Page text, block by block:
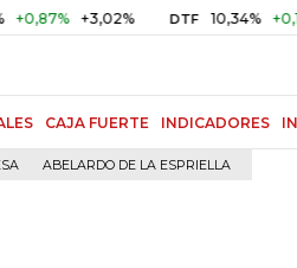
+3,02% DTF 10,34% +0,10%
CAJA FUERTE INDICADORES
ABELARDO DE LA ESPRIELLA